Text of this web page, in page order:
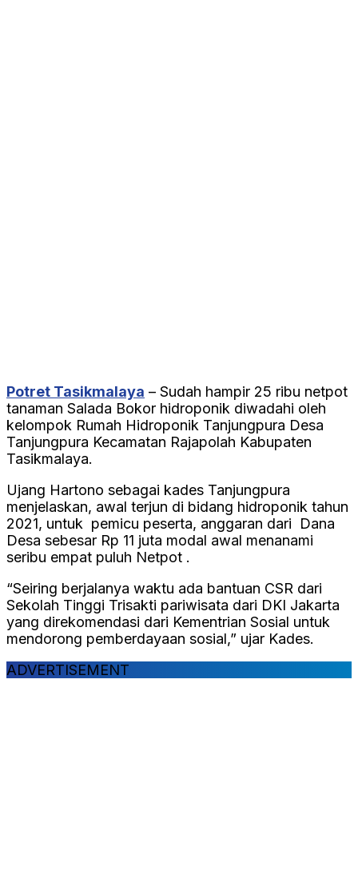
Potret Tasikmalaya – Sudah hampir 25 ribu netpot
tanaman Salada Bokor hidroponik diwadahi oleh
kelompok Rumah Hidroponik Tanjungpura Desa
Tanjungpura Kecamatan Rajapolah Kabupaten
Tasikmalaya.
Ujang Hartono sebagai kades Tanjungpura
menjelaskan, awal terjun di bidang hidroponik tahun
2021, untuk pemicu peserta, anggaran dari Dana
Desa sebesar Rp 11 juta modal awal menanami
seribu empat puluh Netpot .
“Seiring berjalanya waktu ada bantuan CSR dari
Sekolah Tinggi Trisakti pariwisata dari DKI Jakarta
yang direkomendasi dari Kementrian Sosial untuk
mendorong pemberdayaan sosial,” ujar Kades.
ADVERTISEMENT